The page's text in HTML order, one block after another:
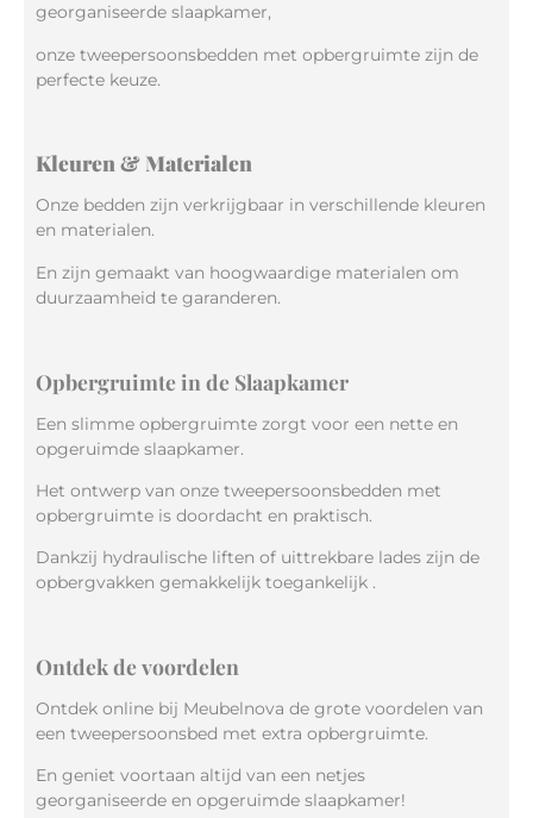
georganiseerde slaapkamer,
onze tweepersoonsbedden met opbergruimte zijn de
perfecte keuze.
Kleuren & Materialen
Onze bedden zijn verkrijgbaar in verschillende kleuren
en materialen.
En zijn gemaakt van hoogwaardige materialen om
duurzaamheid te garanderen.
Opbergruimte in de Slaapkamer
Een slimme opbergruimte zorgt voor een nette en
opgeruimde slaapkamer.
Het ontwerp van onze tweepersoonsbedden met
opbergruimte is doordacht en praktisch.
Dankzij hydraulische liften of uittrekbare lades zijn de
opbergvakken gemakkelijk toegankelijk .
Ontdek de voordelen
Ontdek online bij Meubelnova de grote voordelen van
een tweepersoonsbed met extra opbergruimte.
En geniet voortaan altijd van een netjes
georganiseerde en opgeruimde slaapkamer!